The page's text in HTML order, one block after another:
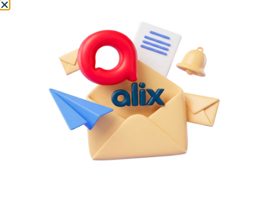
Le marquage sur véhicule (voiture, fourgonnette,
utilitaire, camion,…) est l’un des meilleurs moyens
pour augmenter significativement la visibilité de
vote entreprise et ainsi attirer de nouveaux clients.
Il permet une communication partout où vous
allez, en habillant votre véhicule d’un décor simple
ou plus élaboré comme un covering.
Signalétique et véhicules